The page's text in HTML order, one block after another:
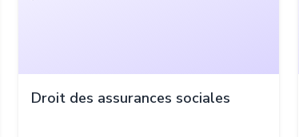
Droit des assurances sociales